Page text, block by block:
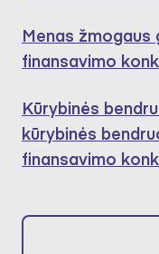
Menas žmogaus
finansavimo
Kūrybinės
kūrybinės
finansavimo